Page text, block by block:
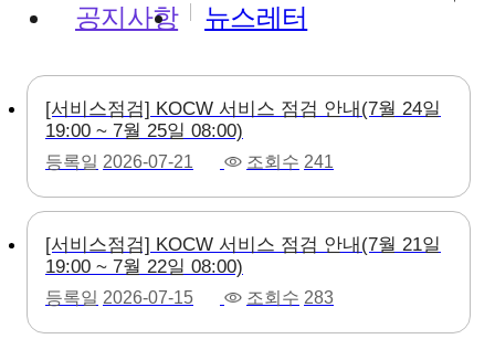
공지사항 뉴스레터
[서비스점검] KOCW 서비스 점검 안내(7월 24일
19:00 ~ 7월 25일 08:00)
등록일 2026-07-21 조회수 241
[서비스점검] KOCW 서비스 점검 안내(7월 21일
19:00 ~ 7월 22일 08:00)
등록일 2026-07-15 조회수 283